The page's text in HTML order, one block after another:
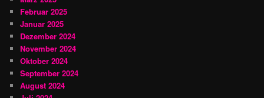
Februar 2025
Januar 2025
Dezember 2024
November 2024
Oktober 2024
September 2024
August 2024